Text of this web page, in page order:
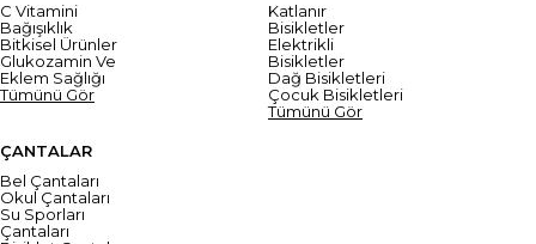
C Vitamini
Bağışıklık
Bitkisel Ürünler
Glukozamin Ve
Eklem Sağlığı
Tümünü Gör
Katlanır
Bisikletler
Elektrikli
Bisikletler
Dağ Bisikletleri
Çocuk Bisikletleri
Tümünü Gör
ÇANTALAR
Bel Çantaları
Okul Çantaları
Su Sporları
Çantaları